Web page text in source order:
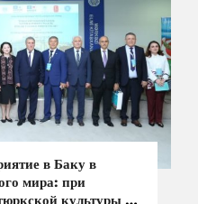
в Баку в
мира: при
культуры и